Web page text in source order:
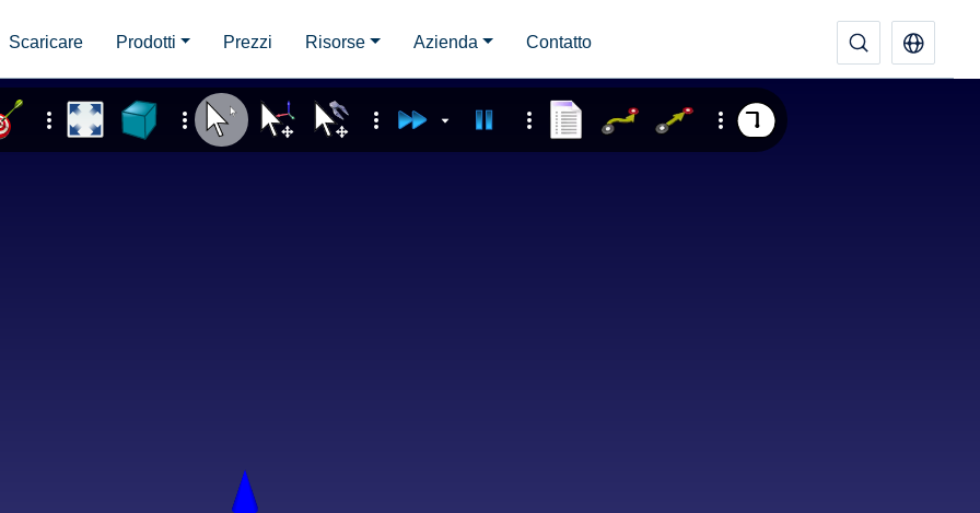
Scaricare Prodotti Prezzi Risorse Azienda Contatto